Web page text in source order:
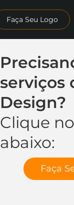
Faça Seu Logo
serviços
Design?
Clique
abaixo:
Faça